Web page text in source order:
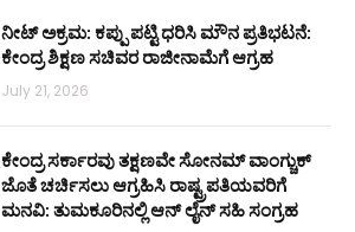
ನೀಟ್ ಅಕ್ರಮ: ಕಪ್ಪು ಪಟ್ಟಿ ಧರಿಸಿ ಮೌನ ಪ್ರತಿಭಟನೆ:
ಕೇಂದ್ರ ಶಿಕ್ಷಣ ಸಚಿವರ ರಾಜೀನಾಮೆಗೆ ಆಗ್ರಹ
July 21, 2026
ಕೇಂದ್ರ ಸರ್ಕಾರವು ತಕ್ಷಣವೇ ಸೋನಮ್ ವಾಂಗ್ಚುಕ್
ಜೊತೆ ಚರ್ಚಿಸಲು ಆಗ್ರಹಿಸಿ ರಾಷ್ಟ್ರಪತಿಯವರಿಗೆ
ಮನವಿ: ತುಮಕೂರಿನಲ್ಲಿ ಆನ್‌ ಲೈನ್ ಸಹಿ ಸಂಗ್ರಹ